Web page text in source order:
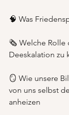
🧠 Was
🗞️ Welche Rolle
Deeskalation zu
🪞 Wie unsere
von uns selbst
anheizen